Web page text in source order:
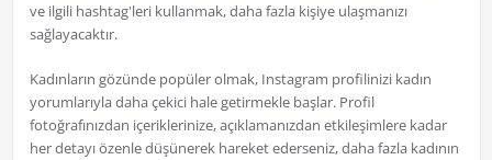
ve ilgili hashtag'leri kullanmak, daha fazla kişiye ulaşmanızı
sağlayacaktır.
Kadınların gözünde popüler olmak, Instagram profilinizi kadın
yorumlarıyla daha çekici hale getirmekle başlar. Profil
fotoğrafınızdan içeriklerinize, açıklamanızdan etkileşimlere kadar
her detayı özenle düşünerek hareket ederseniz, daha fazla kadının